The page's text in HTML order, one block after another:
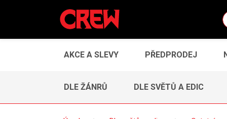
AKCE A SLEVY PŘEDPRODEJ
DLE ŽÁNRŮ DLE SVĚTŮ A EDIC